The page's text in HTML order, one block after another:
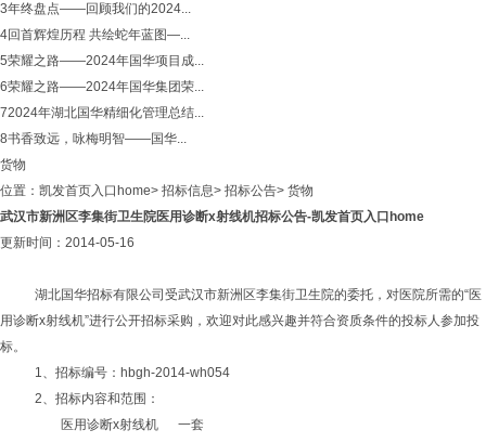
3年终盘点——回顾我们的2024...
4回首辉煌历程 共绘蛇年蓝图—...
5荣耀之路——2024年国华项目成...
6荣耀之路——2024年国华集团荣...
72024年湖北国华精细化管理总结...
8书香致远，咏梅明智——国华...
货物
位置： 凯发首页入口home> 招标信息> 招标公告> 货物
武汉市新洲区李集街卫生院医用诊断x射线机招标公告-凯发首页入口home
更新时间：2014-05-16
湖北国华招标有限公司受武汉市新洲区李集街卫生院的委托，对医院所需的“医
用诊断x射线机”进行公开招标采购，欢迎对此感兴趣并符合资质条件的投标人参加投
标。
1、招标编号：hbgh-2014-wh054
2、招标内容和范围：
医用诊断x射线机 一套